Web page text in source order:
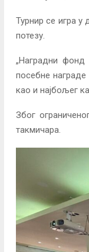
Турнир се игра у
потезу.
„Наградни
посебне награде
као и најбољег
Због
такмичара.